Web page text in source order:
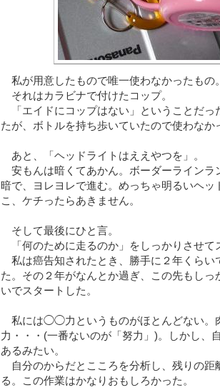
私が用意したもので唯一使わなかったもの
それはカラビナで付けたコップ。
「エイドにコップはない」ということだっ
たが、ボトルを持ち歩いていたので使わなか
あと、「ヘッドライトはええやつを」。
安もんは暗くてあかん。ボーダーラインラ
暗で、ヨレヨレで進む。めっちゃ明るいヘッ
こ、ケチったらあきません。
そして最後にひと言。
「何のために走るのか」をしっかりさせて
私は癌告知されたとき、勝手に２年くらい
た。その２年がなんとか過ぎ、この先もし
いでスタートした。
私には◯◯力というものがほとんどない。
力・・・(一番ないのが「努力」)。しかし、
あるみたい。
自分のからだとこころを分析し、残りの距
る。この作業はかなりおもしろかった。